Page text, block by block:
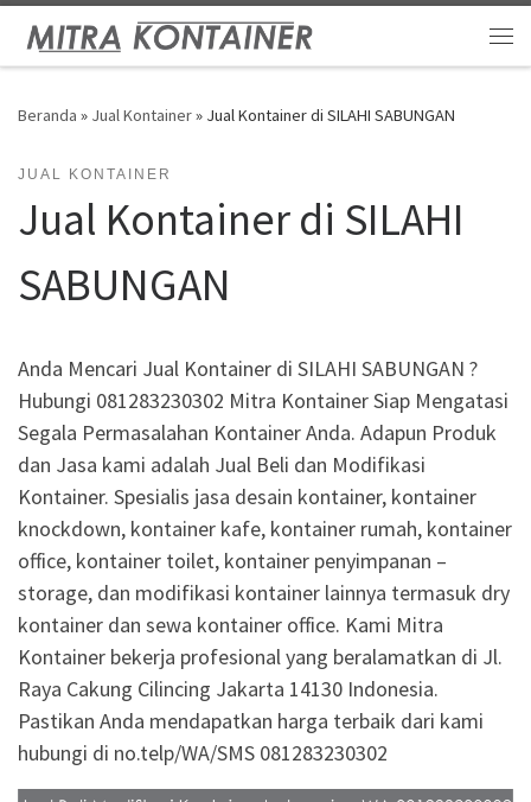
Skip to content
Beranda » Jual Kontainer» Jual Kontainer di SILAHI SABUNGAN
JUAL KONTAINER
Jual Kontainer di SILAHI
SABUNGAN
Anda Mencari Jual Kontainer di SILAHI SABUNGAN ?
Hubungi 081283230302 Mitra Kontainer Siap Mengatasi
Segala Permasalahan Kontainer Anda. Adapun Produk
dan Jasa kami adalah Jual Beli dan Modifikasi
Kontainer. Spesialis jasa desain kontainer, kontainer
knockdown, kontainer kafe, kontainer rumah, kontainer
office, kontainer toilet, kontainer penyimpanan –
storage, dan modifikasi kontainer lainnya termasuk dry
kontainer dan sewa kontainer office. Kami Mitra
Kontainer bekerja profesional yang beralamatkan di Jl.
Raya Cakung Cilincing Jakarta 14130 Indonesia.
Pastikan Anda mendapatkan harga terbaik dari kami
hubungi di no.telp/WA/SMS 081283230302